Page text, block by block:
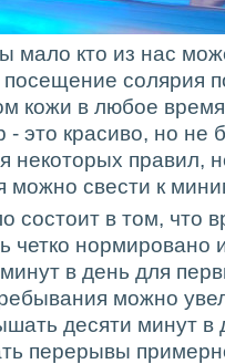
мало кто из нас
солярия
кожи в любое
- это красиво, но не
некоторых правил,
можно свести к
состоит в том, что
четко нормировано
в день для
можно
десяти минут
перерывы